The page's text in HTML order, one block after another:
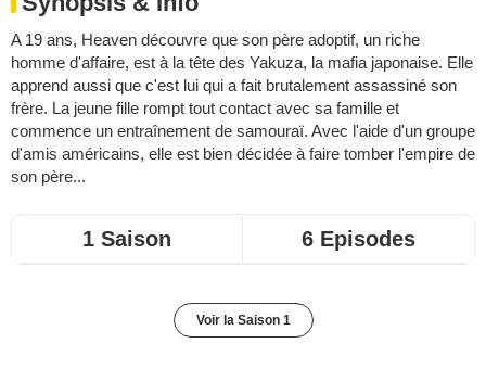
A 19 ans, Heaven découvre que son père adoptif, un riche
homme d'affaire, est à la tête des Yakuza, la mafia japonaise. Elle
apprend aussi que c'est lui qui a fait brutalement assassiné son
frère. La jeune fille rompt tout contact avec sa famille et
commence un entraînement de samouraï. Avec l'aide d'un groupe
d'amis américains, elle est bien décidée à faire tomber l'empire de
son père...
1 Saison 6 Episodes
Voir la Saison 1